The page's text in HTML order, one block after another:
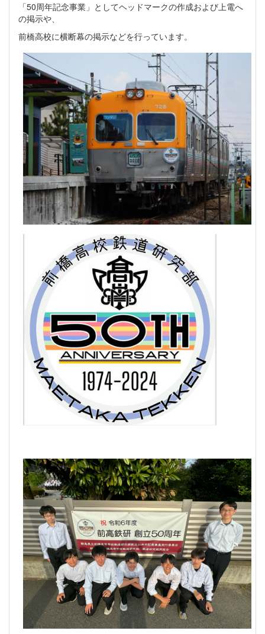
「50周年記念事業」としてヘッドマークの作成および上電へ
の掲示や、
前橋高校に横断幕の掲示などを行っています。